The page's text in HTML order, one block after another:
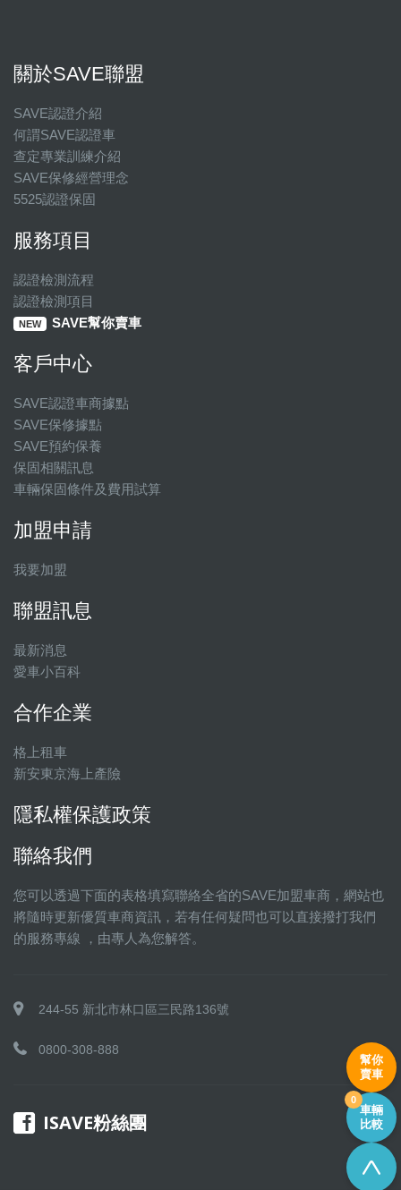
關於SAVE聯盟
SAVE認證介紹
何謂SAVE認證車
查定專業訓練介紹
SAVE保修經營理念
5525認證保固
服務項目
認證檢測流程
認證檢測項目
NEW SAVE幫你賣車
客戶中心
SAVE認證車商據點
SAVE保修據點
SAVE預約保養
保固相關訊息
車輛保固條件及費用試算
加盟申請
我要加盟
聯盟訊息
最新消息
愛車小百科
合作企業
格上租車
新安東京海上產險
隱私權保護政策
聯絡我們
您可以透過下面的表格填寫聯絡全省的SAVE加盟車商，網站也
將隨時更新優質車商資訊，若有任何疑問也可以直接撥打我們
的服務專線 ，由專人為您解答。
244-55 新北市林口區三民路136號
0800-308-888
ISAVE粉絲團
幫你
賣車
車輛
比較
0